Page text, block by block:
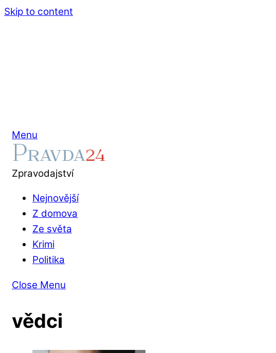
Skip to content
Menu
Zpravodajství
Nejnovější
Z domova
Ze světa
Krimi
Politika
Close Menu
vědci